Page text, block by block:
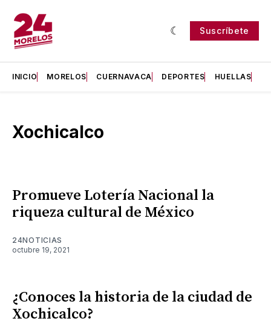
Suscríbete
INICIO MORELOS CUERNAVACA DEPORTES HUELLAS
Xochicalco
Promueve Lotería Nacional la
riqueza cultural de México
24NOTICIAS
octubre 19, 2021
¿Conoces la historia de la ciudad de
Xochicalco?